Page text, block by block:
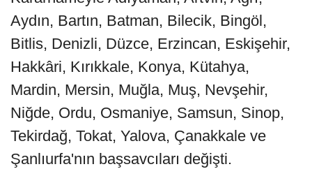
Aydın, Bartın, Batman, Bilecik, Bingöl,
Bitlis, Denizli, Düzce, Erzincan, Eskişehir,
Hakkâri, Kırıkkale, Konya, Kütahya,
Mardin, Mersin, Muğla, Muş, Nevşehir,
Niğde, Ordu, Osmaniye, Samsun, Sinop,
Tekirdağ, Tokat, Yalova, Çanakkale ve
Şanlıurfa'nın başsavcıları değişti.